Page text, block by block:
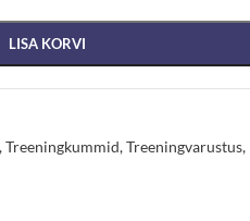
LISA KORVI
,Treeningkummid,Treeningvarustus,